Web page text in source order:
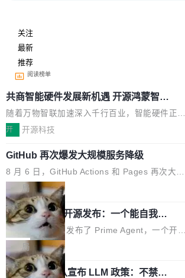
关注
最新
推荐
阅读榜单
共商智能硬件发展新机遇 开源鸿蒙智能
硬件开发者日杭州站即将举行
随着万物智联加速深入千行百业，智能硬件正从
单点设备迈向智能化、网联化、协同化发展。作
鸿蒙通过统一技术底座和分布式能力，为不同类
型智能设备的开发、连接与互联提供关键支撑，
也为产业链企业探索产品创新与商业增长打开新
的空间。 8月14日，开源鸿蒙智能硬件开发者日
（OHDD：OpenHarmony Hardware Develope
r Day）将在杭州启航。活动面向智能硬件产业
链企业和开发者，邀请行业专家与资深技术顾
问，围绕开源鸿蒙技术能力、设备适配、芯片适
配、功耗与稳定性调优、兼容性测评及统一互联
开 开源科技
GitHub 再次爆发大规模服务降级
8 月 6 日，GitHub Actions 和 Pages 再次大规
模服务降级，Actions 完全不可用超过 5 小时，
webhook 停发，连自托管 runner 也因调度层故
障无法工作。Pages、Copilot code review、C
opilot coding agent 全部受影响。从检测到完全
恢复，大约 12 小时。 这是 2026 年 8 月的第六
起事故，其中四起与 AI/Copilot 服务相关。 Git
Hub 员工 kdaigle 在 HN 讨论中贴出了一组数
局
Prime Agent 开源发布：一个能自我改
进的编程 Agent，ARC-AGI 3 超越人类
专家基线
Prime Intellect 发布了 Prime Agent，一个开源
的编程 Agent Harness，核心设计围绕两个抽
象：Recursive Language Model（RLM）和 C
ontinual Harness。在 ARC-AGI 3 基准测试
局
Rust 项目团队宣布 LLM 政策：不禁